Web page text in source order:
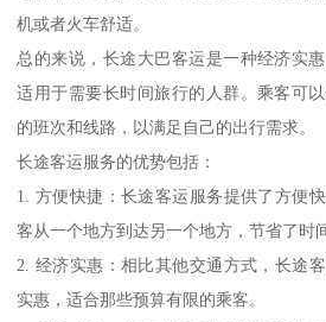
机或者火车舒适。
总的来说，长途大巴客运是一种经济实
适用于需要长时间旅行的人群。乘客可
的班次和线路，以满足自己的出行需求。
长途客运服务的优势包括：
1. 方便快捷：长途客运服务提供了方便
客从一个地方到达另一个地方，节省了时
2. 经济实惠：相比其他交通方式，长途
实惠，适合那些预算有限的乘客。